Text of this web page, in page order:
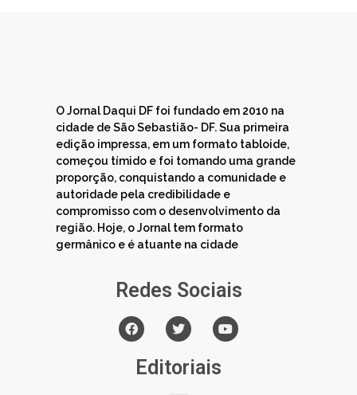
O Jornal Daqui DF foi fundado em 2010 na
cidade de São Sebastião- DF. Sua primeira
edição impressa, em um formato tabloide,
começou tímido e foi tomando uma grande
proporção, conquistando a comunidade e
autoridade pela credibilidade e
compromisso com o desenvolvimento da
região. Hoje, o Jornal tem formato
germânico e é atuante na cidade
Redes Sociais
Editoriais